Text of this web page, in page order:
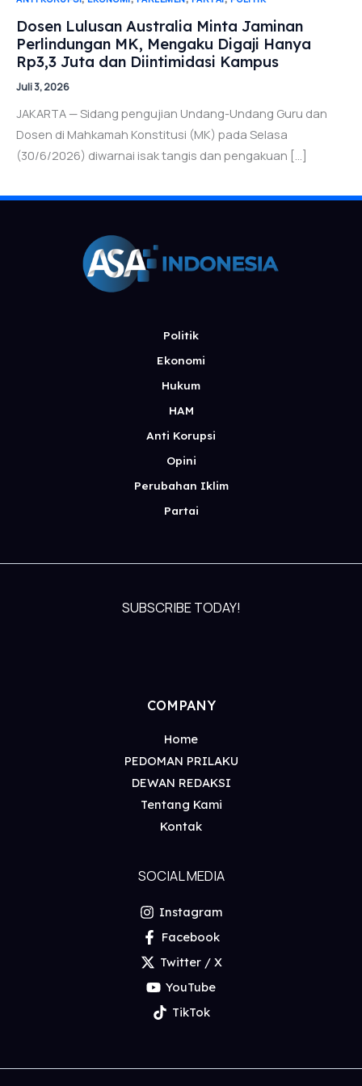
Dosen Lulusan Australia Minta Jaminan
Perlindungan MK, Mengaku Digaji Hanya
Rp3,3 Juta dan Diintimidasi Kampus
Juli 3, 2026
JAKARTA — Sidang pengujian Undang-Undang Guru dan
Dosen di Mahkamah Konstitusi (MK) pada Selasa
(30/6/2026) diwarnai isak tangis dan pengakuan […]
Politik
Ekonomi
Hukum
HAM
Anti Korupsi
Opini
Perubahan Iklim
Partai
SUBSCRIBE TODAY!
COMPANY
Home
PEDOMAN PRILAKU
DEWAN REDAKSI
Tentang Kami
Kontak
SOCIAL MEDIA
Instagram
Facebook
Twitter / X
YouTube
TikTok